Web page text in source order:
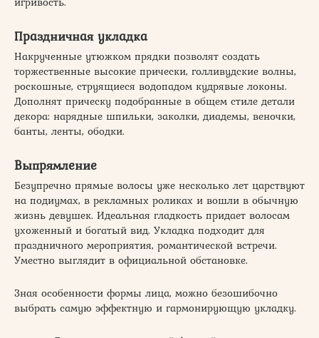
Праздничная укладка
Накрученные утюжком прядки позволят создать
торжественные высокие прически, голливудские волны,
роскошные, струящиеся водопадом кудрявые локоны.
Дополнят прическу подобранные в общем стиле детали
декора: нарядные шпильки, заколки, диадемы, веночки,
банты, ленты, ободки.
Выпрямление
Безупречно прямые волосы уже несколько лет царствуют
на подиумах, в рекламных роликах и вошли в обычную
жизнь девушек. Идеальная гладкость придает волосам
ухоженный и богатый вид. Укладка подходит для
праздничного мероприятия, романтической встречи.
Уместно выглядит в официальной обстановке.
Зная особенности формы лица, можно безошибочно
выбрать самую эффектную и гармонирующую укладку.